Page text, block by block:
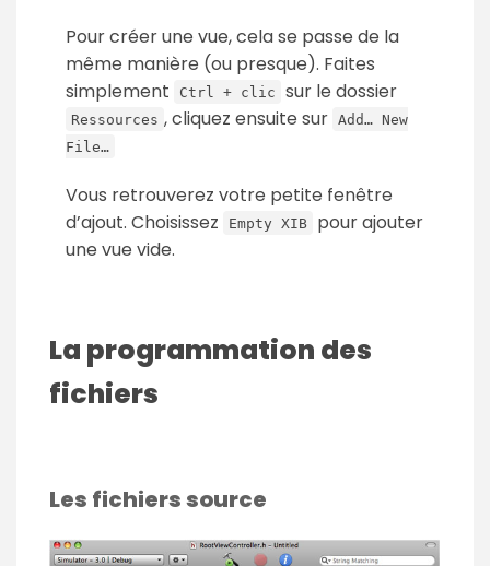
Pour créer une vue, cela se passe de la
même manière (ou presque). Faites
simplement
Ctrl + clic sur le dossier
Ressources , cliquez ensuite sur Add… New
File…
Vous retrouverez votre petite fenêtre
d’ajout. Choisissez
Empty XIB
pour ajouter
une vue vide.
La programmation des
fichiers
Les fichiers source